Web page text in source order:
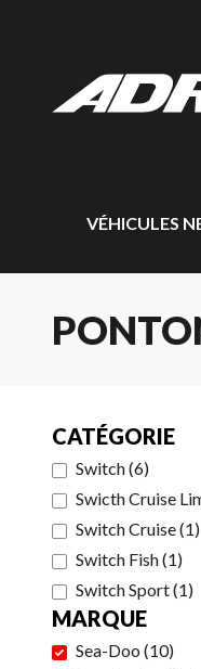
VÉHICULES
CATÉGORIE
Switch(6)
Swicth Cruise
Switch Cruise(1)
Switch Fish(1)
Switch Sport(1)
MARQUE
Sea-Doo (10)